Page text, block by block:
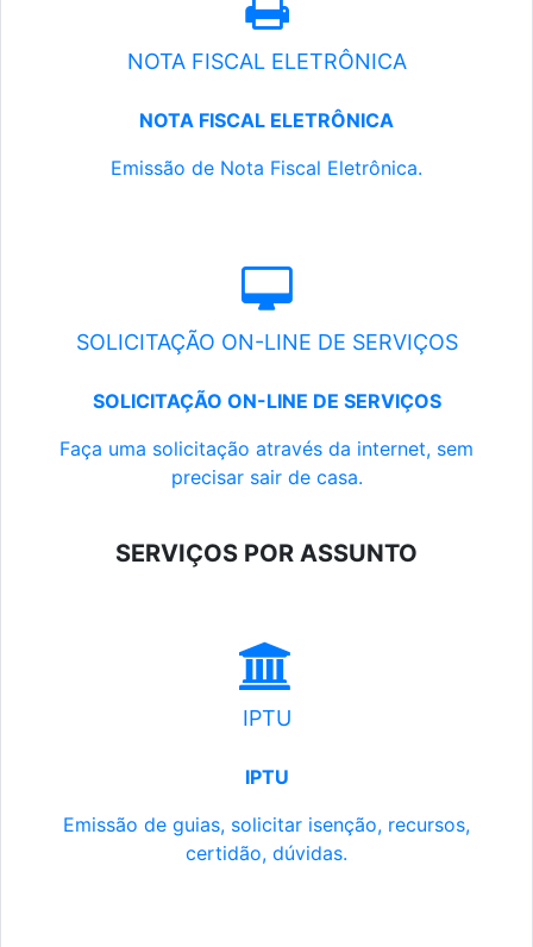
NOTA FISCAL ELETRÔNICA
NOTA FISCAL ELETRÔNICA
Emissão de Nota Fiscal Eletrônica.
SOLICITAÇÃO ON-LINE DE SERVIÇOS
SOLICITAÇÃO ON-LINE DE SERVIÇOS
Faça uma solicitação através da internet, sem
precisar sair de casa.
SERVIÇOS POR ASSUNTO
IPTU
IPTU
Emissão de guias, solicitar isenção, recursos,
certidão, dúvidas.